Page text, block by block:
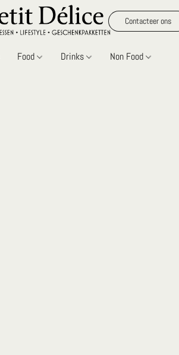
Contacteer ons
Food Drinks Non Food